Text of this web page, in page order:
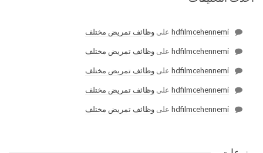
hdfilmcehennemi على وظائف تمريض مختلف
hdfilmcehennemi على وظائف تمريض مختلف
hdfilmcehennemi على وظائف تمريض مختلف
hdfilmcehennemi على وظائف تمريض مختلف
hdfilmcehennemi على وظائف تمريض مختلف